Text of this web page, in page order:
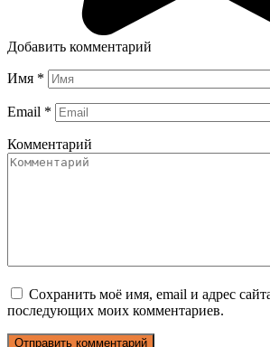
Добавить комментарий
Имя *
Email *
Комментарий
Сохранить моё имя, email и адрес
последующих моих комментариев.